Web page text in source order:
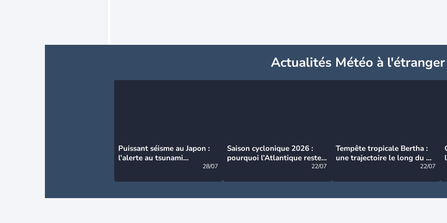
Actualités Météo à l'étranger
Puissant séisme au Japon :
l’alerte au tsunami
28/07
Saison cyclonique 2026 :
pourquoi l’Atlantique reste
22/07
Tempête tropicale Bertha :
une trajectoire le long du du
22/07